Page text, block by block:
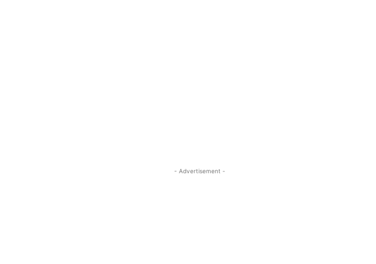
- Advertisement -